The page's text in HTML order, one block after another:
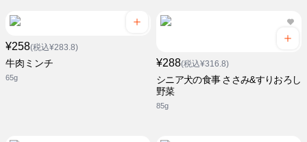
¥258(税込¥283.8)
牛肉ミンチ
65g
¥288(税込¥316.8)
シニア犬の食事 ささみ&すりおろし
野菜
85g